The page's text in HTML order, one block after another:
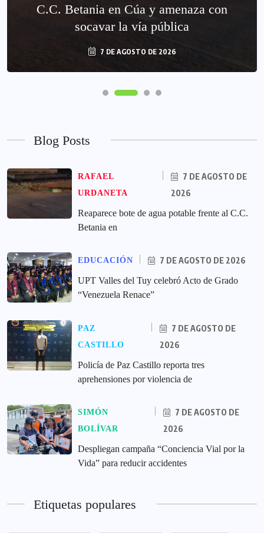
C.C. Betania en Cúa y amenaza con
socavar la vía pública
7 DE AGOSTO DE 2026
Blog Posts
RAFAEL
URDANETA
7 DE AGOSTO DE
2026
Reaparece bote de agua potable frente al C.C.
Betania en
EDUCACIÓN
7 DE AGOSTO DE 2026
UPT Valles del Tuy celebró Acto de Grado
“Venezuela Renace”
PAZ
CASTILLO
7 DE AGOSTO DE
2026
‎Policía de Paz Castillo reporta tres
aprehensiones por violencia de
SIMÓN
BOLÍVAR
7 DE AGOSTO DE
2026
‎Despliegan campaña “Conciencia Vial por la
Vida” para reducir accidentes
Etiquetas populares